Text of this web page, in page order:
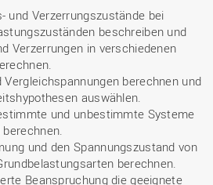
und Verzerrungszustände bei
beschreiben und
Verzerrungen in verschiedenen
Vergleichspannungen berechnen und
auswählen.
und unbestimmte Systeme
und den Spannungszustand von
berechnen.
Beanspruchung die geeignete